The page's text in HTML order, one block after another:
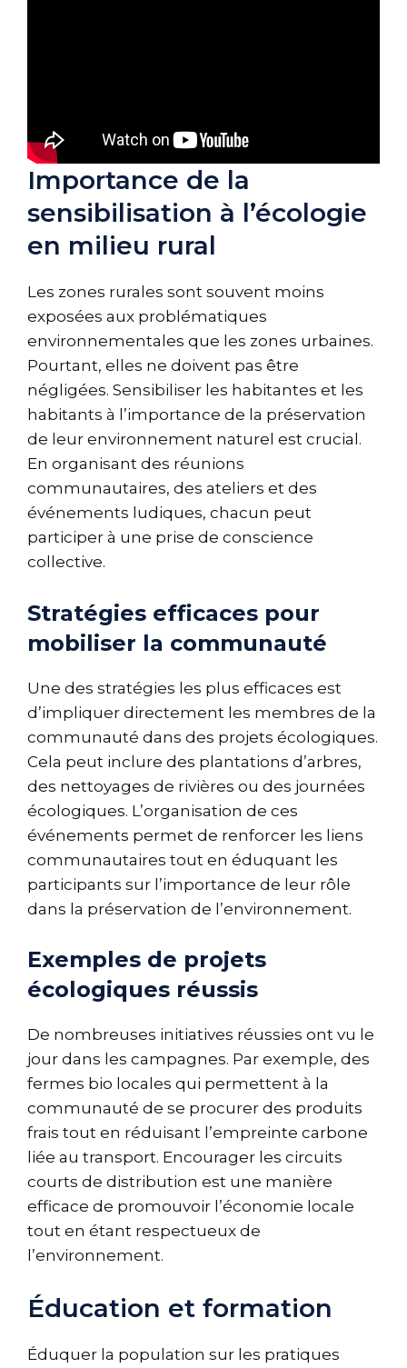
Importance de la
sensibilisation à l’écologie
en milieu rural
Les zones rurales sont souvent moins
exposées aux problématiques
environnementales que les zones urbaines.
Pourtant, elles ne doivent pas être
négligées. Sensibiliser les habitantes et les
habitants à l’importance de la préservation
de leur environnement naturel est crucial.
En organisant des réunions
communautaires, des ateliers et des
événements ludiques, chacun peut
participer à une prise de conscience
collective.
Stratégies efficaces pour
mobiliser la communauté
Une des stratégies les plus efficaces est
d’impliquer directement les membres de la
communauté dans des projets écologiques.
Cela peut inclure des plantations d’arbres,
des nettoyages de rivières ou des journées
écologiques. L’organisation de ces
événements permet de renforcer les liens
communautaires tout en éduquant les
participants sur l’importance de leur rôle
dans la préservation de l’environnement.
Exemples de projets
écologiques réussis
De nombreuses initiatives réussies ont vu le
jour dans les campagnes. Par exemple, des
fermes bio locales qui permettent à la
communauté de se procurer des produits
frais tout en réduisant l’empreinte carbone
liée au transport. Encourager les circuits
courts de distribution est une manière
efficace de promouvoir l’économie locale
tout en étant respectueux de
l’environnement.
Éducation et formation
Éduquer la population sur les pratiques